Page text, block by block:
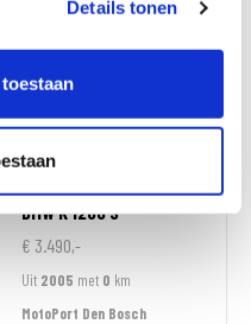
Details tonen
BMWK 1200 S
€ 3.490,-
Uit 2005 met 0 km
MotoPort Den Bosch